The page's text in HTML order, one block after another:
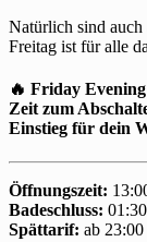
Natürlich sind
Freitag ist für alle
🔥 Friday
Zeit zum
Einstieg für dein
Öffnungszeit:
Badeschluss:
Spättarif: ab